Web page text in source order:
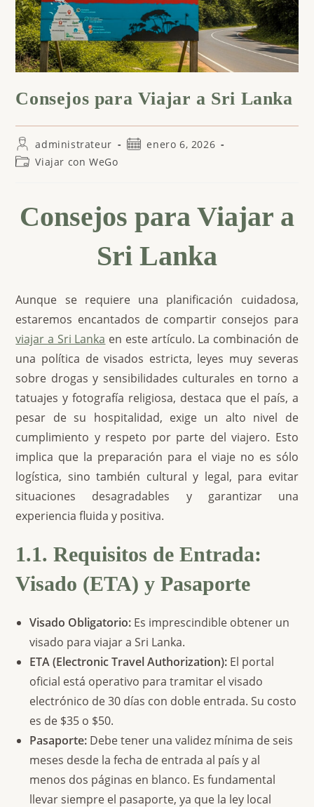
Consejos para Viajar a Sri Lanka
Autor
de
la
administrateur
Publicación
enero 6, 2026
Categoría
Viajar con WeGo
Consejos para Viajar a
Sri Lanka
Aunque se requiere una planificación cuidadosa,
estaremos encantados de compartir consejos para
viajar a Sri Lanka en este artículo. La combinación de
una política de visados estricta, leyes muy severas
sobre drogas y sensibilidades culturales en torno a
tatuajes y fotografía religiosa, destaca que el país, a
pesar de su hospitalidad, exige un alto nivel de
cumplimiento y respeto por parte del viajero. Esto
implica que la preparación para el viaje no es sólo
logística, sino también cultural y legal, para evitar
situaciones desagradables y garantizar una
experiencia fluida y positiva.
1.1. Requisitos de Entrada:
Visado (ETA) y Pasaporte
Visado Obligatorio: Es imprescindible obtener un
visado para viajar a Sri Lanka.
ETA (Electronic Travel Authorization): El portal
oficial está operativo para tramitar el visado
electrónico de 30 días con doble entrada. Su costo
es de $35 o $50.
Pasaporte: Debe tener una validez mínima de seis
meses desde la fecha de entrada al país y al
menos dos páginas en blanco. Es fundamental
llevar siempre el pasaporte, ya que la ley local